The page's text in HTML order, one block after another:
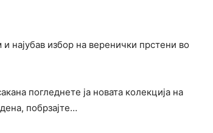
и најубав избор на веренички прстени во
погледнете ја новата колекција на
побрзајте…